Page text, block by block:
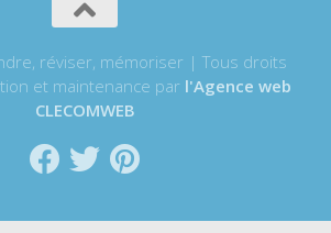
réviser, mémoriser | Tous droits
et maintenance par l'Agence web
CLECOMWEB